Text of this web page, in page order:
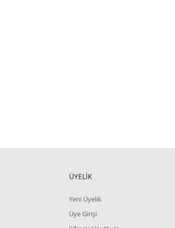
ÜYELİK
Yeni Üyelik
Üye Girişi